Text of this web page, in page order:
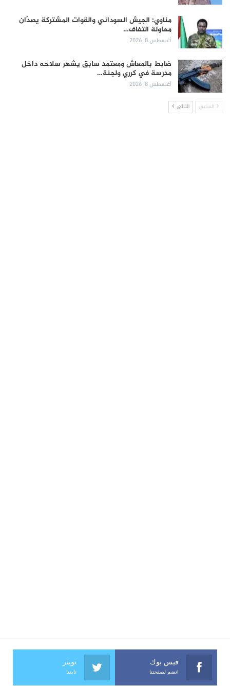
مناوي: الجيش السوداني والقوات المشتركة يصدّان
محاولة التفاف…
أغسطس 8, 2026
ضابط بالمعاش ومعتمد سابق يشهر سلاحه داخل
مدرسة في كرري ولجنة…
أغسطس 8, 2026
السابق التالي
فيس بوك
انضم لصفحتنا
تويتر
تابعنا